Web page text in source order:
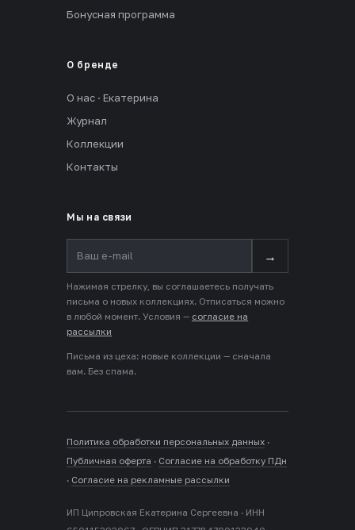
Бонусная программа
О бренде
О нас · Екатерина
Журнал
Коллекции
Контакты
Мы на связи
→
Нажимая стрелку, вы соглашаетесь получать
письма о новых коллекциях. Отписаться можно
в любой момент. Условия — согласие на
рассылки
Письма из цеха: новые коллекции — сначала
вам. Без спама.
Политика обработки персональных данных ·
Публичная оферта · Согласие на обработку ПДн
· Согласие на рекламные рассылки
ИП Ципровская Екатерина Сергеевна · ИНН